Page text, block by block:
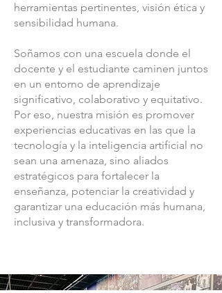
herramientas pertinentes, visión ética y
sensibilidad humana.
Soñamos con una escuela donde el
docente y el estudiante caminen juntos
en un entorno de aprendizaje
significativo, colaborativo y equitativo.
Por eso, nuestra misión es promover
experiencias educativas en las que la
tecnología y la inteligencia artificial no
sean una amenaza, sino aliados
estratégicos para fortalecer la
enseñanza, potenciar la creatividad y
garantizar una educación más humana,
inclusiva y transformadora.